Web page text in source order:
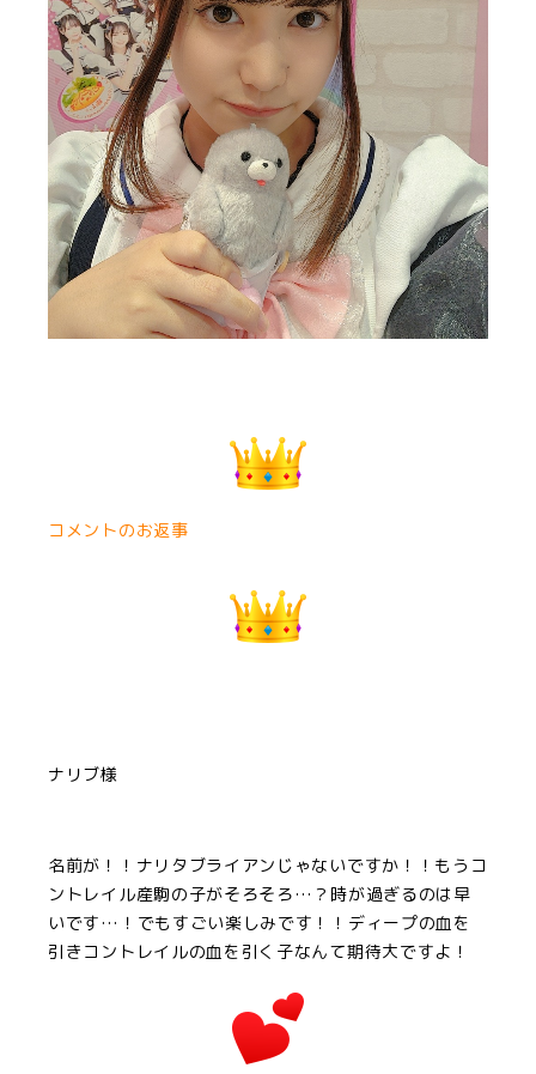
コメントのお返事
ナリブ様
名前が！！ナリタブライアンじゃないですか！！もうコ
ントレイル産駒の子がそろそろ…？時が過ぎるのは早
いです…！でもすごい楽しみです！！ディープの血を
引きコントレイルの血を引く子なんて期待大ですよ！